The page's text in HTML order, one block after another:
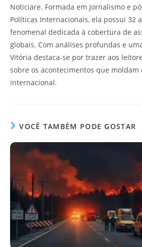
Noticiare. Formada em Jornalismo e
Políticas Internacionais, ela possui 32
fenomenal dedicada à cobertura de
globais. Com análises profundas e
Vitória destaca-se por trazer aos
sobre os acontecimentos que moldam
internacional.
VOCÊ TAMBÉM PODE GOSTAR